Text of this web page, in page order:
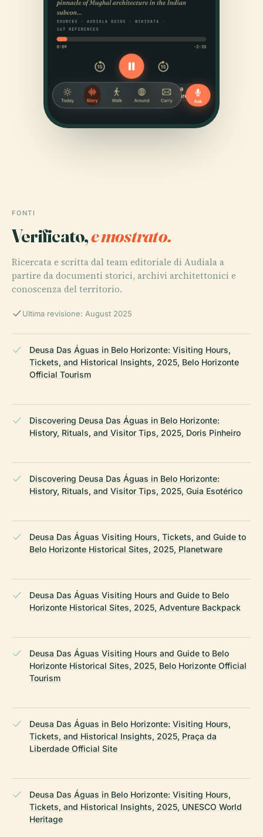
FONTI
Verificato,e mostrato.
Ricercata e scritta dal team editoriale di Audiala a
partire da documenti storici, archivi architettonici e
conoscenza del territorio.
Ultima revisione: August 2025
Deusa Das Águas in Belo Horizonte: Visiting Hours,
Tickets, and Historical Insights, 2025, Belo Horizonte
Official Tourism
Discovering Deusa Das Águas in Belo Horizonte:
History, Rituals, and Visitor Tips, 2025, Doris Pinheiro
Discovering Deusa Das Águas in Belo Horizonte:
History, Rituals, and Visitor Tips, 2025, Guia Esotérico
Deusa Das Águas Visiting Hours, Tickets, and Guide to
Belo Horizonte Historical Sites, 2025, Planetware
Deusa Das Águas Visiting Hours and Guide to Belo
Horizonte Historical Sites, 2025, Adventure Backpack
Deusa Das Águas Visiting Hours and Guide to Belo
Horizonte Historical Sites, 2025, Belo Horizonte Official
Tourism
Deusa Das Águas in Belo Horizonte: Visiting Hours,
Tickets, and Historical Insights, 2025, Praça da
Liberdade Official Site
Deusa Das Águas in Belo Horizonte: Visiting Hours,
Tickets, and Historical Insights, 2025, UNESCO World
Heritage